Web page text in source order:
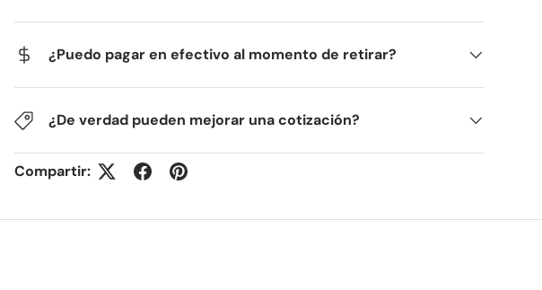
¿Puedo pagar en efectivo al momento de retirar?
¿De verdad pueden mejorar una cotización?
Compartir: